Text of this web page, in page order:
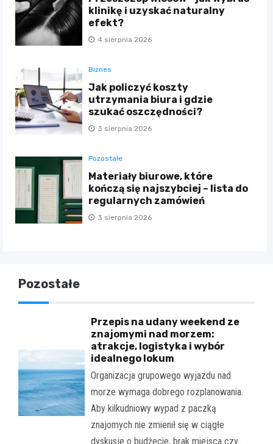
klinikę i uzyskać naturalny
efekt?
4 sierpnia 2026
Biznes
Jak policzyć koszty
utrzymania biura i gdzie
szukać oszczędności?
3 sierpnia 2026
Pozostałe
Materiały biurowe, które
kończą się najszybciej – lista do
regularnych zamówień
3 sierpnia 2026
Pozostałe
Przepis na udany weekend ze
znajomymi nad morzem:
atrakcje, logistyka i wybór
idealnego lokum
Organizacja grupowego wyjazdu nad
morze wymaga dobrego rozplanowania.
Aby kilkudniowy wypad z paczką
znajomych nie zmienił się w ciągłe
dyskusje o budżecie, brak miejsca czy…